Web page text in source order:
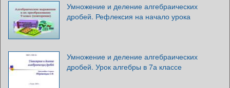
Умножение и деление алгебраических
дробей. Рефлексия на начало урока
Умножение и деление алгебраических
дробей. Урок алгебры в 7а классе